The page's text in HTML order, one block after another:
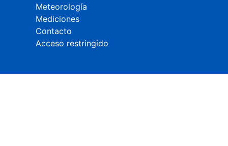
Meteorología
Mediciones
Contacto
Acceso restringido